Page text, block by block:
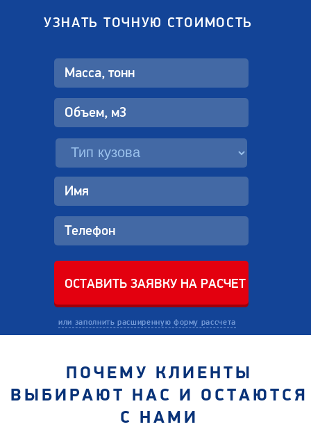
УЗНАТЬ ТОЧНУЮ СТОИМОСТЬ
или заполнить расширенную форму рассчета
ПОЧЕМУ КЛИЕНТЫ
ВЫБИРАЮТ НАС И ОСТАЮТСЯ
С НАМИ